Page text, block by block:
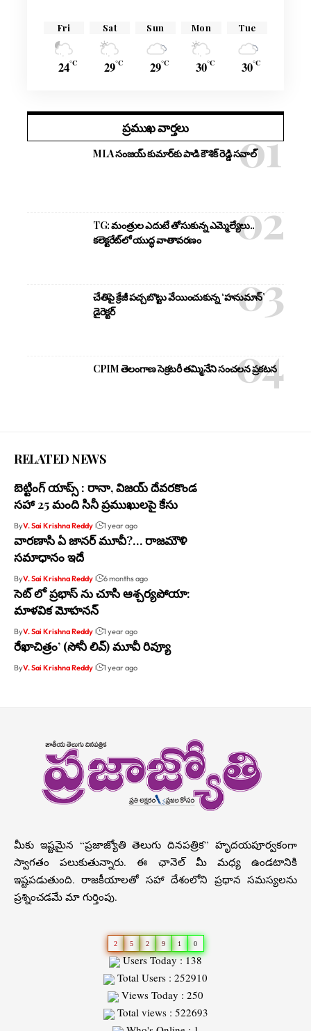
Fri
24°C
Sat
29°C
Sun
29°C
Mon
30°C
Tue
30°C
ప్రముఖ వార్తలు
MLA సంజయ్ కుమార్‌కు పాడి కౌశిక్ రెడ్డి సవాల్
TG: మంత్రుల ఎదుటే తోసుకున్న ఎమ్మెల్యేలు..
కలెక్టరేట్‌లో యుద్ధ వాతావరణం
చేతిపై క్రేజీ పచ్చబొట్టు వేయించుకున్న ‘హనుమాన్’
డైరెక్టర్
CPIM తెలంగాణ సెక్రటరీ తమ్మినేని సంచలన ప్రకటన
RELATED NEWS
బెట్టింగ్‌ యాప్స్ : రానా, విజయ్‌ దేవరకొండ
సహా 25 మంది సినీ ప్రముఖులపై కేసు
ByV. Sai Krishna Reddy 1 year ago
వారణాసి ఏ జానర్ మూవీ?… రాజమౌళి
సమాధానం ఇదే
ByV. Sai Krishna Reddy 6 months ago
సెట్ లో ప్రభాస్ ను చూసి ఆశ్చర్యపోయా:
మాళవిక మోహనన్
ByV. Sai Krishna Reddy 1 year ago
రేఖాచిత్రం’ (సోనీ లివ్) మూవీ రివ్యూ
ByV. Sai Krishna Reddy 1 year ago
మీకు ఇష్టమైన “ప్రజాజ్యోతి తెలుగు దినపత్రిక” హృదయపూర్వకంగా
స్వాగతం పలుకుతున్నారు. ఈ ఛానెల్ మీ మధ్య ఉండటానికి
ఇష్టపడుతుంది. రాజకీయాలతో సహా దేశంలోని ప్రధాన సమస్యలను
ప్రశ్నించడమే మా గుర్తింపు.
2 5 2 9 1 0
Users Today : 138
Total Users : 252910
Views Today : 250
Total views : 522693